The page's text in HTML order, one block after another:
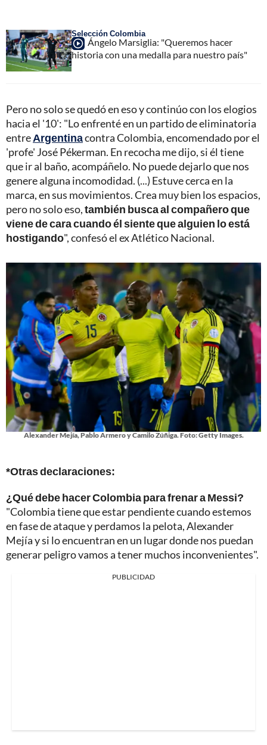
Selección Colombia
Ángelo Marsiglia: "Queremos hacer
historia con una medalla para nuestro país"
Pero no solo se quedó en eso y continúo con los elogios
hacia el '10': "Lo enfrenté en un partido de eliminatoria
entreArgentinacontra Colombia, encomendado por el
'profe' José Pékerman. En recocha me dijo, si él tiene
que ir al baño, acompáñelo. No puede dejarlo que nos
genere alguna incomodidad. (...) Estuve cerca en la
marca, en sus movimientos. Crea muy bien los espacios,
pero no solo eso,también busca al compañero que
viene de cara cuando él siente que alguien lo está
hostigando", confesó el ex Atlético Nacional.
Alexander Mejía, Pablo Armero y Camilo Zúñiga. Foto: Getty Images.
*Otras declaraciones:
¿Qué debe hacer Colombia para frenar a Messi?
"Colombia tiene que estar pendiente cuando estemos
en fase de ataque y perdamos la pelota, Alexander
Mejía y si lo encuentran en un lugar donde nos puedan
generar peligro vamos a tener muchos inconvenientes".
PUBLICIDAD